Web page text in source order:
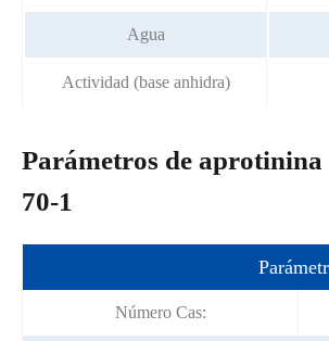
Agua
Actividad (base anhidra)
Parámetros de aprotinina
70-1
Número Cas: